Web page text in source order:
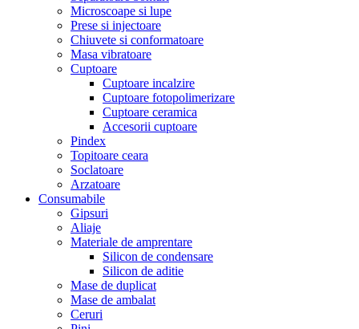
Microscoape si lupe
Prese si injectoare
Chiuvete si conformatoare
Masa vibratoare
Cuptoare
Cuptoare incalzire
Cuptoare fotopolimerizare
Cuptoare ceramica
Accesorii cuptoare
Pindex
Topitoare ceara
Soclatoare
Arzatoare
Consumabile
Gipsuri
Aliaje
Materiale de amprentare
Silicon de condensare
Silicon de aditie
Mase de duplicat
Mase de ambalat
Ceruri